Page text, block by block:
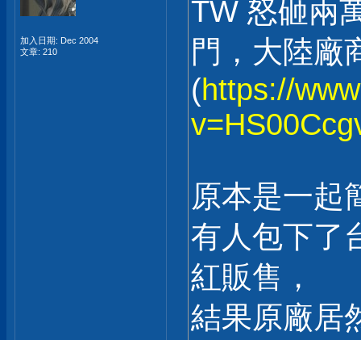
加入日期: Dec 2004
文章: 210
TW 怒砸兩
門，大陸廠
(https://
原本是一起
有人包下了
紅販售，
結果原廠居